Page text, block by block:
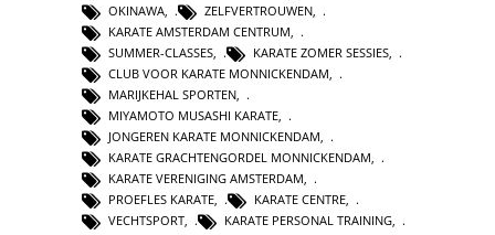
OKINAWA
ZELFVERTROUWEN
KARATE AMSTERDAM CENTRUM
SUMMER-CLASSES
KARATE ZOMER SESSIES
CLUB VOOR KARATE MONNICKENDAM
MARIJKEHAL SPORTEN,
MIYAMOTO MUSASHI KARATE,
JONGEREN KARATE MONNICKENDAM,
KARATE GRACHTENGORDEL MONNICKENDAM,
KARATE VERENIGING AMSTERDAM,
PROEFLES KARATE, KARATE CENTRE,
VECHTSPORT, KARATE PERSONAL TRAINING,